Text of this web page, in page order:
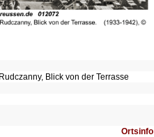
Blick von der Terrasse
Ortsinfo